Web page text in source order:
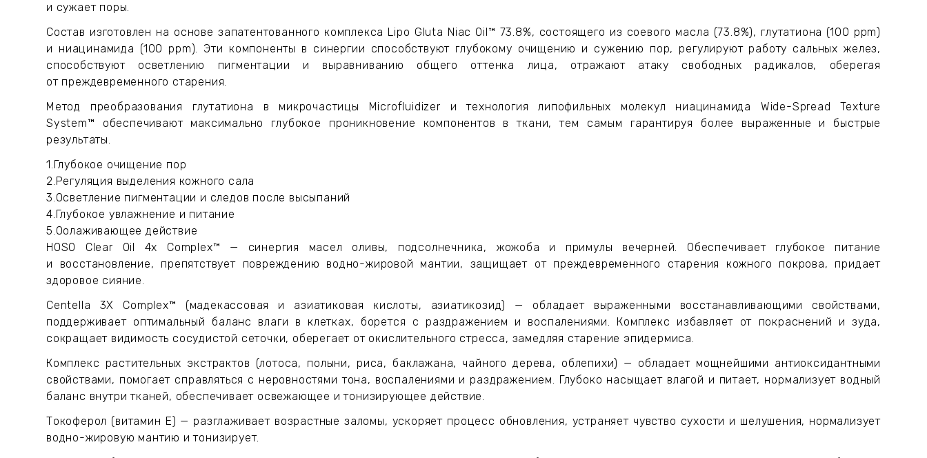
и сужает поры.
Состав изготовлен на основе запатентованного комплекса Lipo Glutа Niac Oil™ 73.8%, состоящего из соевого масла (73.8%), глутатиона (100 ppm)
и ниацинамида (100 ppm). Эти компоненты в синергии способствуют глубокому очищению и сужению пор, регулируют работу сальных желез,
способствуют осветлению пигментации и выравниванию общего оттенка лица, отражают атаку свободных радикалов, оберегая
от преждевременного старения.
Метод преобразования глутатиона в микрочастицы Microfluidizer и технология липофильных молекул ниацинамида Wide-Spread Texture
System™ обеспечивают максимально глубокое проникновение компонентов в ткани, тем самым гарантируя более выраженные и быстрые
результаты.
1.Глубокое очищение пор
2.Регуляция выделения кожного сала
3.Осветление пигментации и следов после высыпаний
4.Глубокое увлажнение и питание
5.Оолаживающее действие
HOSO Clear Oil 4x Complex™ — синергия масел оливы, подсолнечника, жожоба и примулы вечерней. Обеспечивает глубокое питание
и восстановление, препятствует повреждению водно-жировой мантии, защищает от преждевременного старения кожного покрова, придает
здоровое сияние.
Centella 3X Complex™ (мадекассовая и азиатиковая кислоты, азиатикозид) — обладает выраженными восстанавливающими свойствами,
поддерживает оптимальный баланс влаги в клетках, борется с раздражением и воспалениями. Комплекс избавляет от покраснений и зуда,
сокращает видимость сосудистой сеточки, оберегает от окислительного стресса, замедляя старение эпидермиса.
Комплекс растительных экстрактов (лотоса, полыни, риса, баклажана, чайного дерева, облепихи) — обладает мощнейшими антиоксидантными
свойствами, помогает справляться с неровностями тона, воспалениями и раздражением. Глубоко насыщает влагой и питает, нормализует водный
баланс внутри тканей, обеспечивает освежающее и тонизирующее действие.
Токоферол (витамин Е) — разглаживает возрастные заломы, ускоряет процесс обновления, устраняет чувство сухости и шелушения, нормализует
водно-жировую мантию и тонизирует.